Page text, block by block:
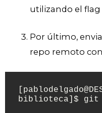
utilizando el flag
Por último,
repo remoto con
biblioteca]$ git